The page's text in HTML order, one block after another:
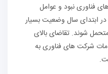
های فناوری نبود و عوامل
ابتدای سال وضعیت بسیار
شوند. تقاضای بالای
شرکت های فناوری به